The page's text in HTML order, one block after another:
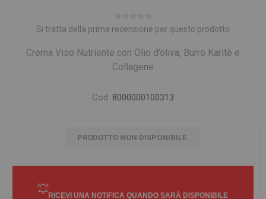
Si tratta della prima recensione per questo prodotto
Crema Viso Nutriente con Olio d’oliva, Burro Karitè e
Collagene
Cod: 8000000100313
PRODOTTO NON DISPONIBILE.